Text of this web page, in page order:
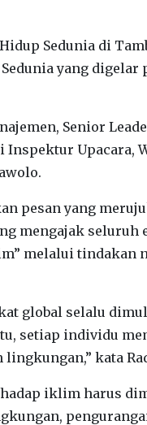
Sedunia di
yang digelar
Senior
Inspektur
pesan yang
mengajak
melalui
global selalu
setiap individu
kata
iklim harus